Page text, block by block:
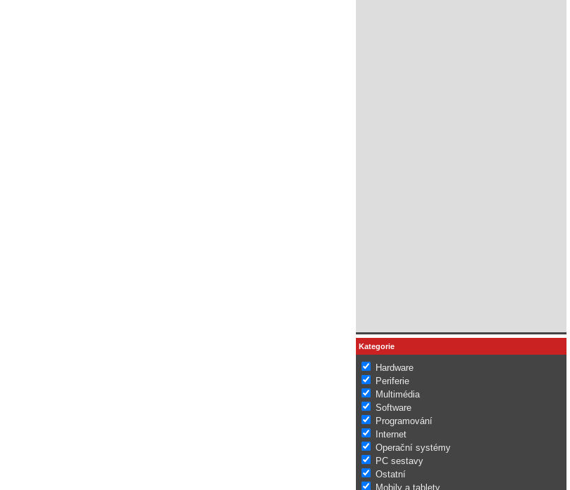
Kategorie
Hardware
Periferie
Multimédia
Software
Programování
Internet
Operační systémy
PC sestavy
Ostatní
Mobily a tablety